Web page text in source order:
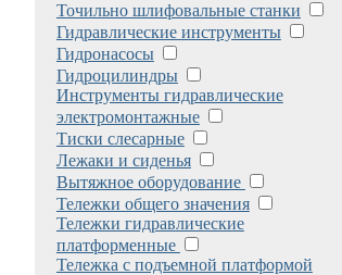
Точильно шлифовальные станки
Гидравлические инструменты
Гидронасосы
Гидроцилиндры
Инструменты гидравлические
электромонтажные
Тиски слесарные
Лежаки и сиденья
Вытяжное оборудование
Тележки общего значения
Тележки гидравлические
платформенные
Тележка с подъемной платформой